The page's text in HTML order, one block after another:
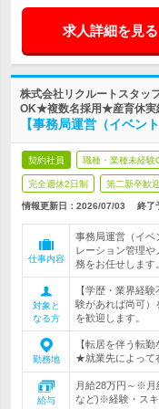
求人詳細を見る
株式会社リクルートスタッ
OK★複数名採用★産育休
【事務局運営（イベ
契約社員 職種・業種未経験
完全週休2日制 第二新卒歓迎
情報更新日：2026/07/03 終了
仕事内容
事務局運営（イベ
レーション管理
務をお任せします。
対象と
なる方
【学歴・業界経
験があれば尚可）
を歓迎します。
勤務地
【転居を伴う転
★就業先によって
給与
月給28万円～※月
など)※経験・ス